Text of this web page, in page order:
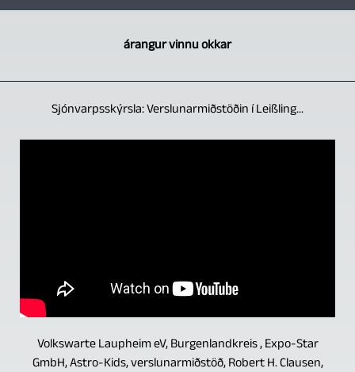
árangur vinnu okkar
Sjónvarpsskýrsla: Verslunarmiðstöðin í Leißling...
Volkswarte Laupheim eV, Burgenlandkreis , Expo-Star
GmbH, Astro-Kids, verslunarmiðstöð, Robert H. Clausen,